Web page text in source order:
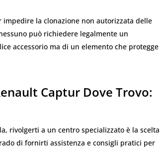
la clonazione non autorizzata delle
può richiedere legalmente un
accessorio ma di un elemento che protegge
Captur Dove Trovo:
rivolgerti a un centro specializzato è la scelta
di fornirti assistenza e consigli pratici per